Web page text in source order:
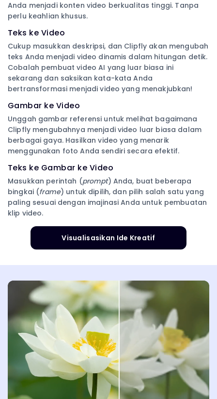
Anda menjadi konten video berkualitas tinggi. Tanpa
perlu keahlian khusus.
Teks ke Video
Cukup masukkan deskripsi, dan Clipfly akan mengubah
teks Anda menjadi video dinamis dalam hitungan detik.
Cobalah pembuat video AI yang luar biasa ini
sekarang dan saksikan kata-kata Anda
bertransformasi menjadi video yang menakjubkan!
Gambar ke Video
Unggah gambar referensi untuk melihat bagaimana
Clipfly mengubahnya menjadi video luar biasa dalam
berbagai gaya. Hasilkan video yang menarik
menggunakan foto Anda sendiri secara efektif.
Teks ke Gambar ke Video
Masukkan perintah (prompt) Anda, buat beberapa
bingkai (frame) untuk dipilih, dan pilih salah satu yang
paling sesuai dengan imajinasi Anda untuk pembuatan
klip video.
Visualisasikan Ide Kreatif